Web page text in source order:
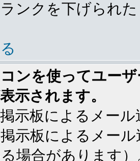
ンクを下げられ
ンを使ってユー
示されます。
示板によるメー
示板によるメー
場合があります